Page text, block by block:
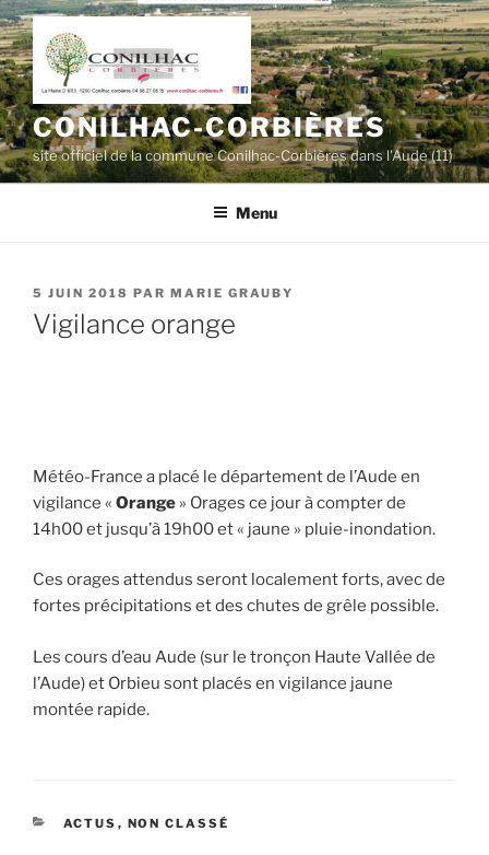
Aller
au
contenu
principal
CONILHAC-CORBIÈRES
site officiel de la commune Conilhac-Corbières dans l'Aude (11)
Menu
PUBLIÉ
LE
5 JUIN 2018 PAR MARIE GRAUBY
Vigilance orange
Météo-France a placé le département de l’Aude en
vigilance « Orange » Orages ce jour à compter de
14h00 et jusqu’à 19h00 et « jaune » pluie-inondation.
Ces orages attendus seront localement forts, avec de
fortes précipitations et des chutes de grêle possible.
Les cours d’eau Aude (sur le tronçon Haute Vallée de
l’Aude) et Orbieu sont placés en vigilance jaune
montée rapide.
CATÉGORIES
ACTUS , NON CLASSÉ